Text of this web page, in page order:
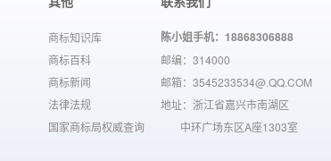
商标知识库
商标百科
商标新闻
法律法规
国家商标局权威查询
陈小姐手机：18868306888
邮编：314000
邮箱：3545233534@.QQ.COM
地址：浙江省嘉兴市南湖区
中环广场东区A座1303室